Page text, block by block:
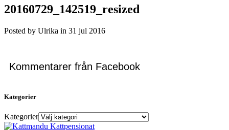
20160729_142519_resized
Posted by Ulrika in 31 jul 2016
Kommentarer från Facebook
Kategorier
Kategorier